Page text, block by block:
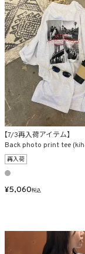
【7/3再入荷アイテム】
Back photo print tee
再入荷
¥5,060税込